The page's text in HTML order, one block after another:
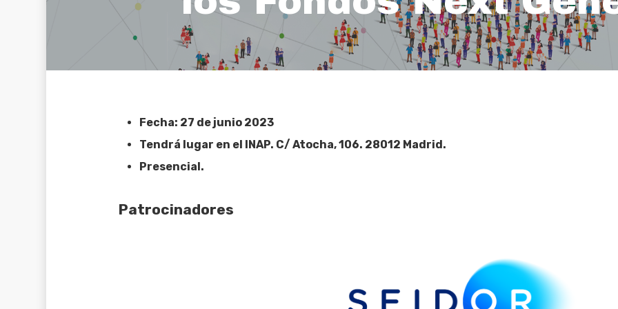
Fecha: 27 de junio 2023
Tendrá lugar en el INAP. C/ Atocha, 106. 28012 Madrid.
Presencial.
Patrocinadores